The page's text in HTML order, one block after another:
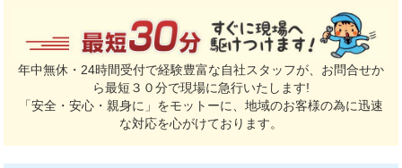
年中無休・24時間受付で経験豊富な自社スタッフが、お問合せか
ら最短３０分で現場に急行いたします!
「安全・安心・親身に」をモットーに、地域のお客様の為に迅速
な対応を心がけております。